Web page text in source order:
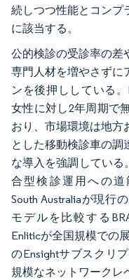
続しつつ性能とコンプ
に該当する。
公的検診の受診率の差
専門人材を増やさずに
ンを後押ししている。
女性に対し2年周期で
おり、市場環境は地方
とした移動検診車の調
な導入を強調している
合型検診運用への道
South Australiaが現行
モデルを比較する
Enliticが全国規模での
のEnsightサブスクリ
規模なネットワークレ